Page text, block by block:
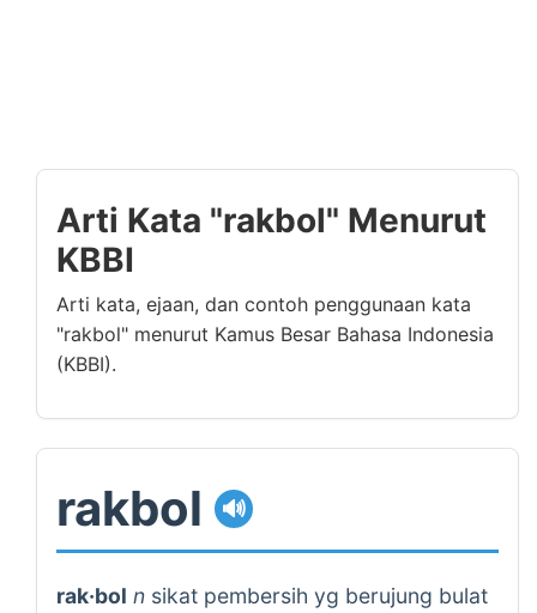
Arti Kata "rakbol" Menurut
KBBI
Arti kata, ejaan, dan contoh penggunaan kata
"rakbol" menurut Kamus Besar Bahasa Indonesia
(KBBI).
rakbol 🔊
rak·bol n sikat pembersih yg berujung bulat